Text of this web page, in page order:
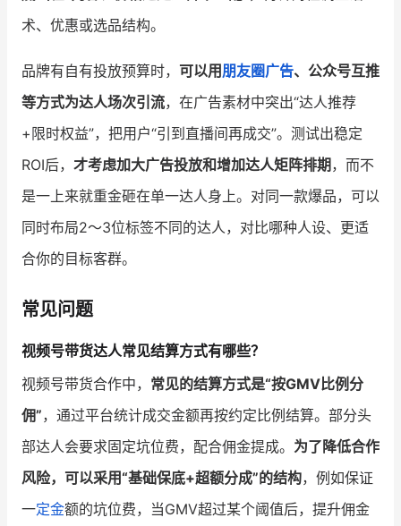
术、优惠或选品结构。
品牌有自有投放预算时， 可以用 朋友圈广告、公众号互推
等方式为达人场次引流，在广告素材中突出“达人推荐
+限时权益”，把用户“引到直播间再成交”。测试出稳定
ROI后， 才考虑加大广告投放和增加达人矩阵排期 ，而不
是一上来就重金砸在单一达人身上。对同一款爆品，可以
同时布局2～3位标签不同的达人，对比哪种人设、更适
合你的目标客群。
常见问题
视频号带货达人常见结算方式有哪些？
视频号带货合作中， 常见的结算方式是“按GMV比例分
佣”，通过平台统计成交金额再按约定比例结算。部分头
部达人会要求固定坑位费，配合佣金提成。 为了降低合作
风险，可以采用“基础保底+超额分成”的结构，例如保证
一定金额的坑位费，当GMV超过某个阈值后，提升佣金